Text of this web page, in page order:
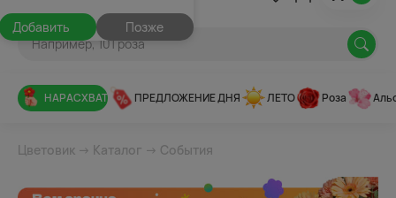
Добавить Позже
НАРАСХВАТ ПРЕДЛОЖЕНИЕ ДНЯ ЛЕТО Роза
Цветовик → Каталог → События